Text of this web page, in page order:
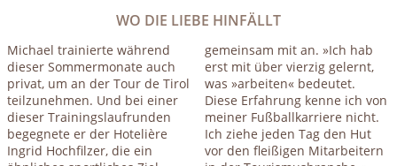
WO DIE LIEBE HINFÄLLT
Michael trainierte während
dieser Sommermonate auch
privat, um an der Tour de Tirol
teilzunehmen. Und bei einer
dieser Trainingslaufrunden
begegnete er der Hotelière
Ingrid Hochfilzer, die ein
gemeinsam mit an. »Ich hab
erst mit über vierzig gelernt,
was »arbeiten« bedeutet.
Diese Erfahrung kenne ich von
meiner Fußballkarriere nicht.
Ich ziehe jeden Tag den Hut
vor den fleißigen Mitarbeitern